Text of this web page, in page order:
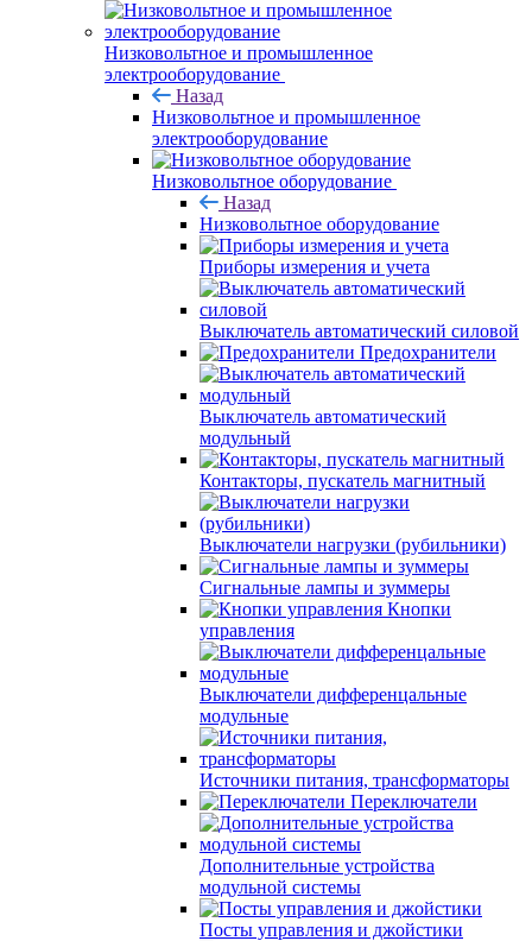
Низковольтное и промышленное
электрооборудование
Назад
Низковольтное и промышленное
электрооборудование
Низковольтное оборудование
Назад
Низковольтное оборудование
Приборы измерения и учета
Выключатель автоматический силовой
Предохранители
Выключатель автоматический
модульный
Контакторы, пускатель магнитный
Выключатели нагрузки (рубильники)
Сигнальные лампы и зуммеры
Кнопки
управления
Выключатели дифференцальные
модульные
Источники питания, трансформаторы
Переключатели
Дополнительные устройства
модульной системы
Посты управления и джойстики